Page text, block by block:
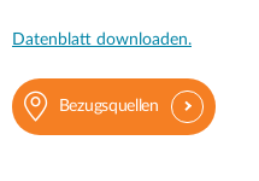
Datenblatt downloaden.
Bezugsquellen